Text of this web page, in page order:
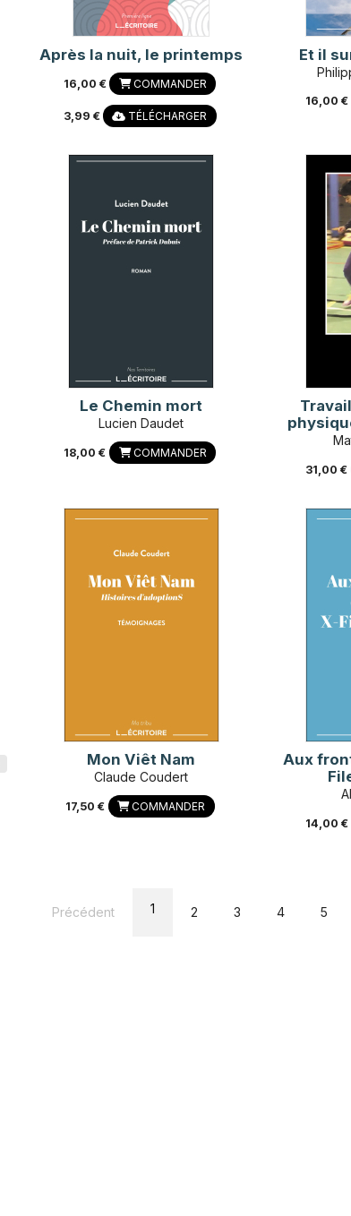
Après la nuit, le printemps
16,00 € COMMANDER
3,99 € TÉLÉCHARGER
Et il
16,00 €
Le Chemin mort
Lucien Daudet
18,00 € COMMANDER
31,00 €
Mon Viêt Nam
Claude Coudert
17,50 € COMMANDER
Aux
14,00 €
Précédent 1 2 3 4 5